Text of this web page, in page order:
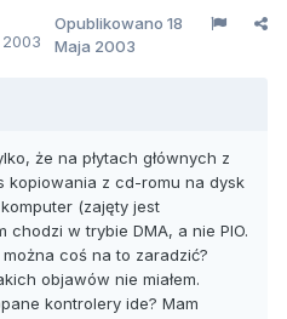
Opublikowano 18
Maja 2003
że na płytach głównych z
kopiowania z cd-romu na dysk
(zajęty jest
w trybie DMA, a nie PIO.
coś na to zaradzić?
objawów nie miałem.
kontrolery ide? Mam